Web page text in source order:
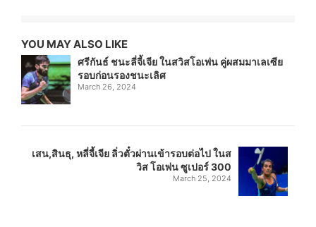
YOU MAY ALSO LIKE
ศรีกันธ์ ชนะลี่จี้เจีย ในสวิสโอเพ่น คู่ผสมมาเลเซีย
รอบก่อนรองชนะเลิศ
March 26, 2024
เสน,สินธุ, หลี่จี้เจีย ลิ่วตั๋วผ่านเข้ารอบต่อไป ในส
วิส โอเพ่น ซูเปอร์ 300
March 25, 2024